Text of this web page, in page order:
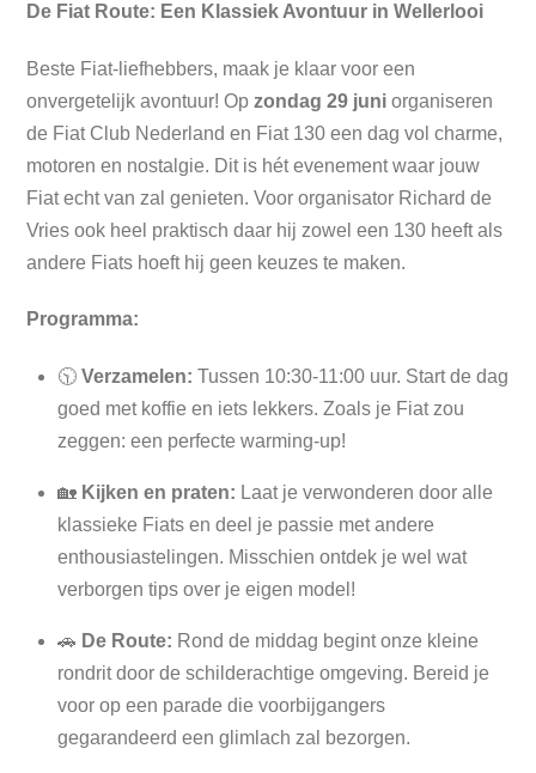
De Fiat Route: Een Klassiek Avontuur in Wellerlooi
Beste Fiat-liefhebbers, maak je klaar voor een
onvergetelijk avontuur! Opzondag 29 juni organiseren
de Fiat Club Nederland en Fiat 130 een dag vol charme,
motoren en nostalgie. Dit is hét evenement waar jouw
Fiat echt van zal genieten. Voor organisator Richard de
Vries ook heel praktisch daar hij zowel een 130 heeft als
andere Fiats hoeft hij geen keuzes te maken.
Programma:
🕥 Verzamelen: Tussen 10:30-11:00 uur. Start de dag
goed met koffie en iets lekkers. Zoals je Fiat zou
zeggen: een perfecte warming-up!
🏡 Kijken en praten: Laat je verwonderen door alle
klassieke Fiats en deel je passie met andere
enthousiastelingen. Misschien ontdek je wel wat
verborgen tips over je eigen model!
🚗 De Route: Rond de middag begint onze kleine
rondrit door de schilderachtige omgeving. Bereid je
voor op een parade die voorbijgangers
gegarandeerd een glimlach zal bezorgen.